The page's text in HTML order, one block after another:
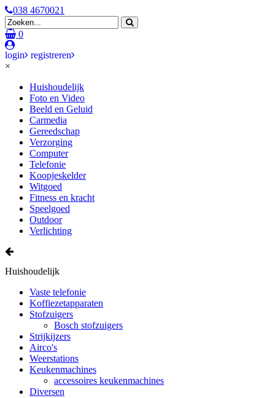
038 4670021
0
login
registreren
×
Huishoudelijk
Foto en Video
Beeld en Geluid
Carmedia
Gereedschap
Verzorging
Computer
Telefonie
Koopjeskelder
Witgoed
Fitness en kracht
Speelgoed
Outdoor
Verlichting
Huishoudelijk
Vaste telefonie
Koffiezetapparaten
Stofzuigers
Bosch stofzuigers
Strijkijzers
Airco's
Weerstations
Keukenmachines
accessoires keukenmachines
Diversen